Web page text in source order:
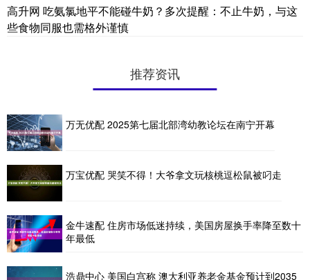
高升网 吃氨氯地平不能碰牛奶？多次提醒：不止牛奶，与这
些食物同服也需格外谨慎
推荐资讯
万无优配 2025第七届北部湾幼教论坛在南宁开幕
万宝优配 哭笑不得！大爷拿文玩核桃逗松鼠被叼走
金牛速配 住房市场低迷持续，美国房屋换手率降至数十
年最低
浩鼎中心 美国白宫称 澳大利亚养老金基金预计到2035